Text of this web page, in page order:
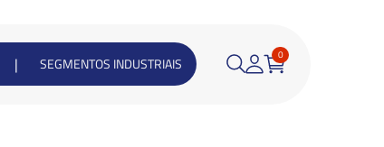
| SEGMENTOS INDUSTRIAIS 0